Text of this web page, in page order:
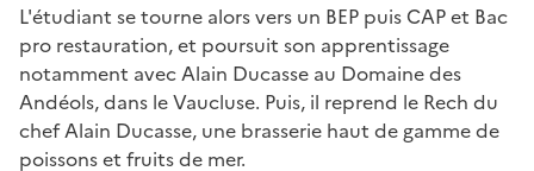
L'étudiant se tourne alors vers un BEP puis CAP et Bac
pro restauration, et poursuit son apprentissage
notamment avec Alain Ducasse au Domaine des
Andéols, dans le Vaucluse. Puis, il reprend le Rech du
chef Alain Ducasse, une brasserie haut de gamme de
poissons et fruits de mer.